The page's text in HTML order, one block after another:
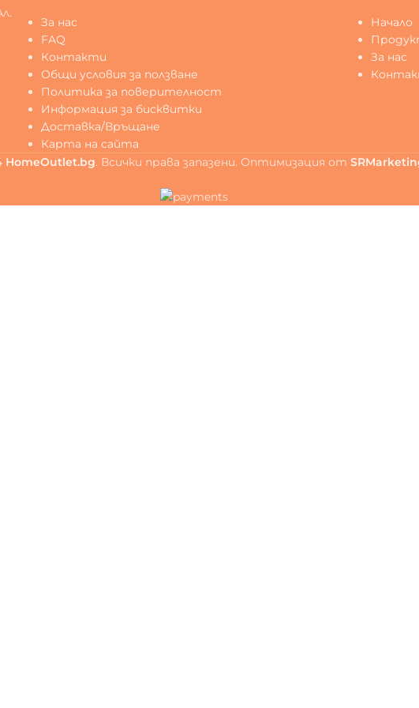
За нас
FAQ
Контакти
Общи условия за ползване
Политика за поверителност
Информация за бисквитки
Доставка/Връщане
Карта на сайта
Начало
За нас
HomeOutlet.bg. Всички права запазени. Оптимизация от